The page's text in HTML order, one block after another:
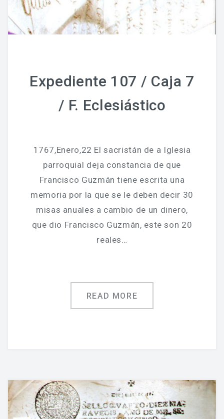
Expediente 107 / Caja 7
/ F. Eclesiástico
1767,Enero,22 El sacristán de a Iglesia
parroquial deja constancia de que
Francisco Guzmán tiene escrita una
memoria por la que se le deben decir 30
misas anuales a cambio de un dinero,
que dio Francisco Guzmán, este son 20
reales…
READ MORE